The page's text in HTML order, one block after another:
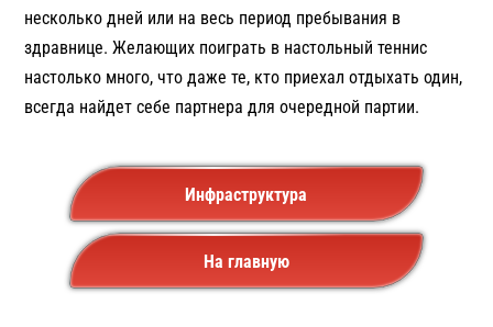
несколько дней или на весь период пребывания в
здравнице. Желающих поиграть в настольный теннис
настолько много, что даже те, кто приехал отдыхать один,
всегда найдет себе партнера для очередной партии.
Инфраструктура
На главную